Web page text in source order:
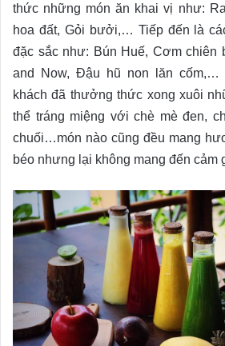
thức những món ăn khai vị như:
hoa đất, Gỏi bưởi,… Tiếp đến là
đặc sắc như: Bún Huế, Cơm chiên
and Now, Đậu hũ non lăn cốm,…
khách đã thưởng thức xong xuôi
thể tráng miệng với chè mè đen,
chuối…món nào cũng đều mang
béo nhưng lại không mang đến cảm